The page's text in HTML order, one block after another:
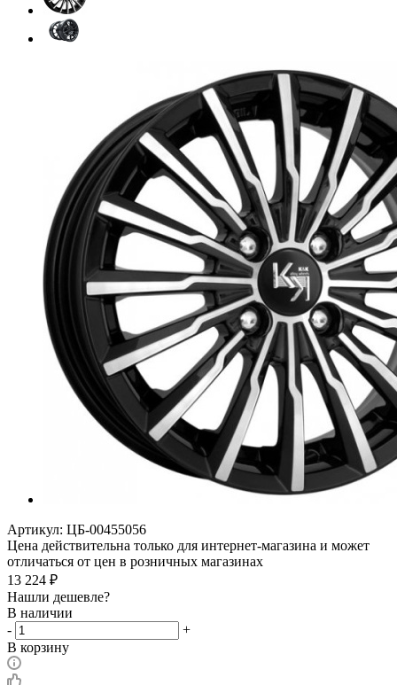
Артикул: ЦБ-00455056
Цена действительна только для интернет-магазина и может
отличаться от цен в розничных магазинах
13 224 ₽
Нашли дешевле?
В наличии
-
+
В корзину